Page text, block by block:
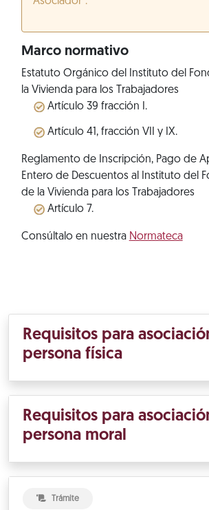
Marco normativo
Estatuto Orgánico del Instituto del
la Vivienda para los Trabajadores
Artículo 39 fracción I.
Artículo 41, fracción VII y IX.
Reglamento de Inscripción, Pago de
Entero de Descuentos al Instituto del
de la Vivienda para los Trabajadores
Artículo 7.
Consúltalo en nuestra Normateca
Requisitos para
persona física
Requisitos para
persona moral
Trámite